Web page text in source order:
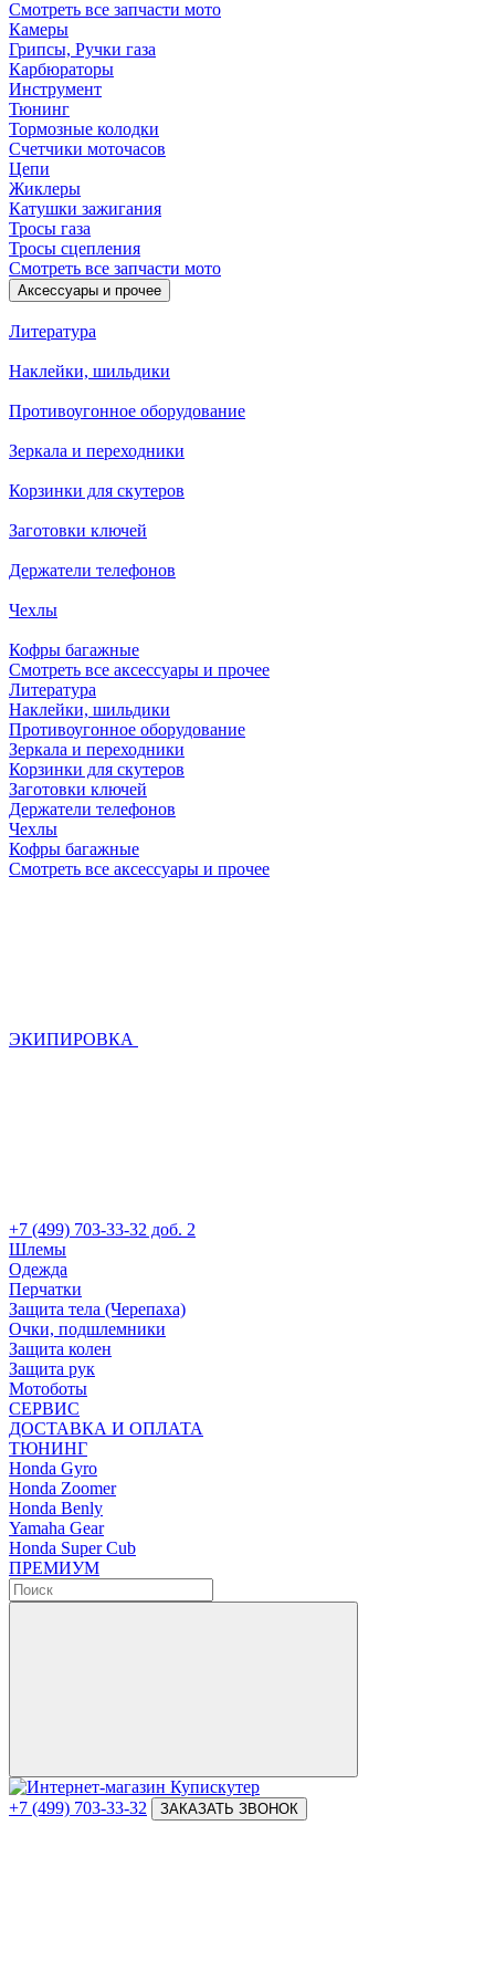
Смотреть все запчасти мото
Камеры
Грипсы, Ручки газа
Карбюраторы
Инструмент
Тюнинг
Тормозные колодки
Счетчики моточасов
Цепи
Жиклеры
Катушки зажигания
Тросы газа
Тросы сцепления
Смотреть все запчасти мото
Аксессуары и прочее
Литература
Наклейки, шильдики
Противоугонное оборудование
Зеркала и переходники
Корзинки для скутеров
Заготовки ключей
Держатели телефонов
Чехлы
Кофры багажные
Смотреть все аксессуары и прочее
Литература
Наклейки, шильдики
Противоугонное оборудование
Зеркала и переходники
Корзинки для скутеров
Заготовки ключей
Держатели телефонов
Чехлы
Кофры багажные
Смотреть все аксессуары и прочее
ЭКИПИРОВКА
+7 (499) 703-33-32 доб. 2
Шлемы
Одежда
Перчатки
Защита тела (Черепаха)
Очки, подшлемники
Защита колен
Защита рук
Мотоботы
СЕРВИС
ДОСТАВКА И ОПЛАТА
ТЮНИНГ
Honda Gyro
Honda Zoomer
Honda Benly
Yamaha Gear
Honda Super Cub
ПРЕМИУМ
+7 (499) 703-33-32 ЗАКАЗАТЬ ЗВОНОК